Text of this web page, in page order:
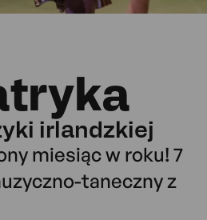
irlandzkiej
miesiąc w roku! 7
taneczny z